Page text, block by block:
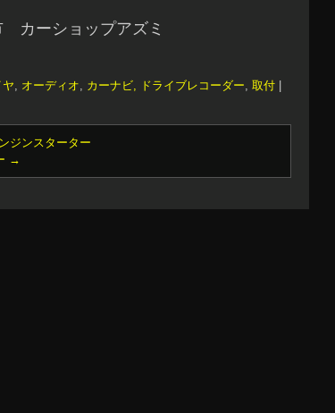
ーショップアズミ
, オーディオ, カーナビ, ドライブレコーダー, 取付
ジンスターター
→